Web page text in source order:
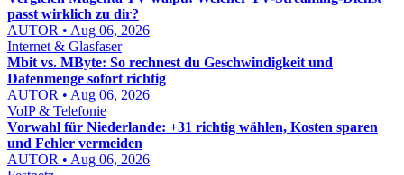
passt wirklich zu dir?
AUTOR • Aug 06, 2026
Internet & Glasfaser
Mbit vs. MByte: So rechnest du Geschwindigkeit und
Datenmenge sofort richtig
AUTOR • Aug 06, 2026
VoIP & Telefonie
Vorwahl für Niederlande: +31 richtig wählen, Kosten sparen
und Fehler vermeiden
AUTOR • Aug 06, 2026